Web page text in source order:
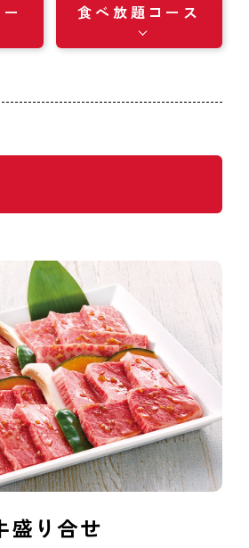
食べ放題コース
盛り合せ